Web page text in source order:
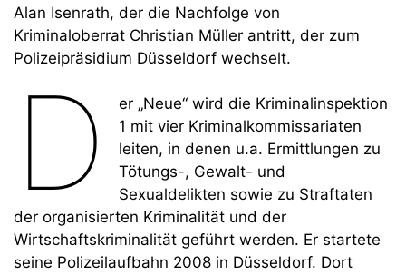
Alan Isenrath, der die Nachfolge von
Kriminaloberrat Christian Müller antritt, der zum
Polizeipräsidium Düsseldorf wechselt.
D
er „Neue“ wird die Kriminalinspektion
1 mit vier Kriminalkommissariaten
leiten, in denen u.a. Ermittlungen zu
Tötungs-, Gewalt- und
Sexualdelikten sowie zu Straftaten
der organisierten Kriminalität und der
Wirtschaftskriminalität geführt werden. Er startete
seine Polizeilaufbahn 2008 in Düsseldorf. Dort